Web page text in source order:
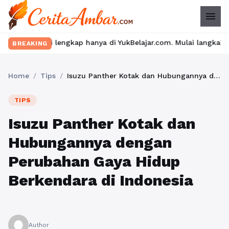
menu
BREAKING
hanya di YukBelajar.com. Mulai langkah suksesmu
Home / Tips / Isuzu Panther Kotak dan Hubungannya dengan Perubahan Gaya Hidup Berkendara di Indonesia
TIPS
Isuzu Panther Kotak dan
Hubungannya dengan
Perubahan Gaya Hidup
Berkendara di Indonesia
Author